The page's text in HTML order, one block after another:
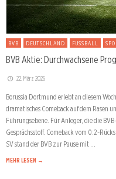
BVB DEUTSCHLAND FUSSBALL
BVB Aktie: Durchwachsene
22. März 2026
Borussia Dortmund erlebt an diesem
dramatisches Comeback auf dem Rasen
Führungsebene. Für Anleger, die die
Gesprächsstoff. Comeback vom 0:2-
SV stand der BVB zur Pause mit …
MEHR LESEN →